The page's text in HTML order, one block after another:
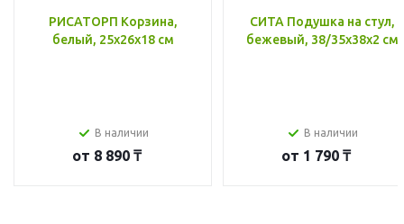
РИСАТОРП Корзина,
белый, 25x26x18 см
В наличии
от 8 890 ₸
СИТА Подушка на стул,
бежевый, 38/35x38x2 см
В наличии
от 1 790 ₸